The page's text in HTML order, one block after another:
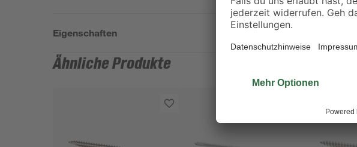
Eigenschaften
Ähnliche Produkte